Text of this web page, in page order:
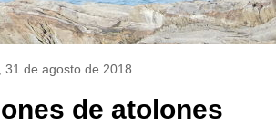
31 de agosto de 2018
de atolones